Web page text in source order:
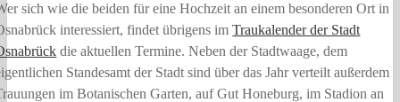
sich wie die beiden für eine Hochzeit an einem besonderen Ort in
interessiert, findet übrigens imTraukalender der Stadt
die aktuellen Termine. Neben der Stadtwaage, dem
Standesamt der Stadt sind über das Jahr verteilt außerdem
im Botanischen Garten, auf Gut Honeburg, im Stadion an